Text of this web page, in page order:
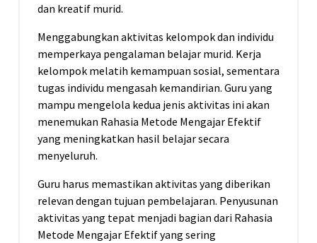
dan kreatif murid.
Menggabungkan aktivitas kelompok dan individu
memperkaya pengalaman belajar murid. Kerja
kelompok melatih kemampuan sosial, sementara
tugas individu mengasah kemandirian. Guru yang
mampu mengelola kedua jenis aktivitas ini akan
menemukan Rahasia Metode Mengajar Efektif
yang meningkatkan hasil belajar secara
menyeluruh.
Guru harus memastikan aktivitas yang diberikan
relevan dengan tujuan pembelajaran. Penyusunan
aktivitas yang tepat menjadi bagian dari Rahasia
Metode Mengajar Efektif yang sering